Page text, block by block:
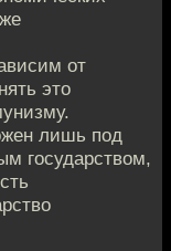
от
это
лишь под
государством,